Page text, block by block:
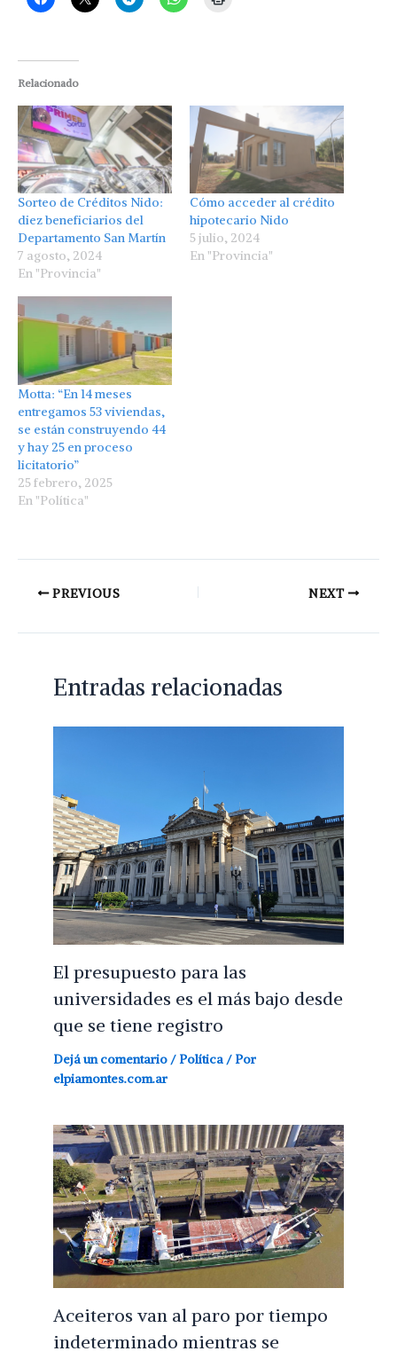
Relacionado
Sorteo de Créditos Nido:
diez beneficiarios del
Departamento San Martín
7 agosto, 2024
En "Provincia"
Cómo acceder al crédito
hipotecario Nido
5 julio, 2024
En "Provincia"
Motta: “En 14 meses
entregamos 53 viviendas,
se están construyendo 44
y hay 25 en proceso
licitatorio”
25 febrero, 2025
En "Política"
PREVIOUS NEXT
Entradas relacionadas
El presupuesto para las
universidades es el más bajo desde
que se tiene registro
Dejá un comentario / Política / Por
elpiamontes.com.ar
Aceiteros van al paro por tiempo
indeterminado mientras se